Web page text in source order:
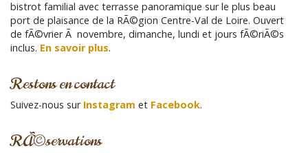
i
o
n
h
e
p
o
r
bistrot familial avec terrasse panoramique sur le plus beau
port de plaisance de la RÃ©gion Centre-Val de Loire. Ouvert
de fÃ©vrier Ã novembre, dimanche, lundi et jours fÃ©riÃ©s
inclus. En savoir plus.
Restons en contact
Suivez-nous sur Instagram et Facebook.
RÃ©servations